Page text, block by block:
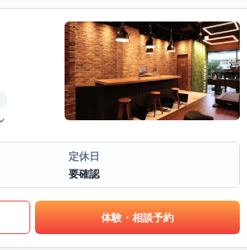
定休日
要確認
体験・相談予約